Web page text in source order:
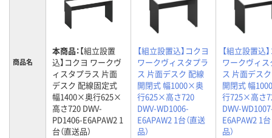
商品名
本商品：【組立設置
込】コクヨ ワークヴ
ィスタプラス 片面
デスク 配線固定式
幅1400×奥行625×
高さ720 DWV-
PD1406-E6APAW2 1
台（直送品）
【組立設置込】コクヨ
ワークヴィスタプラ
ス 片面デスク 配線
開閉式 幅1000×奥
行625×高さ720
DWV-WD1006-
E6APAW2 1台（直送
品）
【組立設置込
ワークヴィ
ス 片面デス
開閉式 幅
行725×高さ
DWV-
E6APAW2 1台
品）